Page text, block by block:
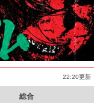
22:20更新
総合